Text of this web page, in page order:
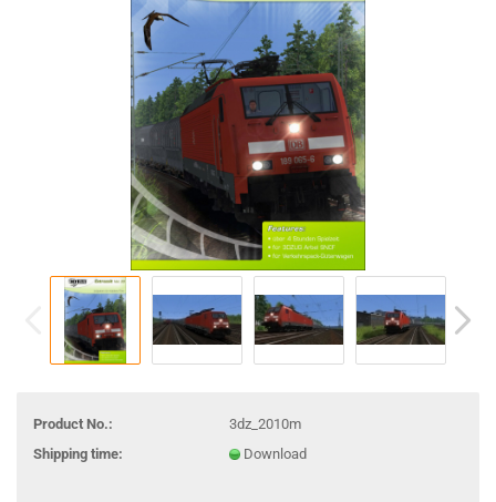
Product No.:
3dz_2010m
Shipping time:
Download